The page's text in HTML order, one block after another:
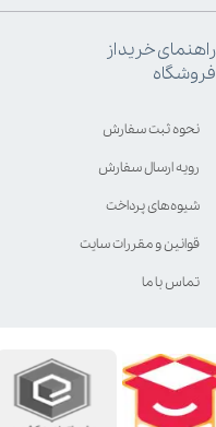
راهنمای خرید از
فروشگاه
نحوه ثبت سفارش
رویه ارسال سفارش
شیوه‌های پرداخت
قوانین و مقررات سایت
تماس با ما